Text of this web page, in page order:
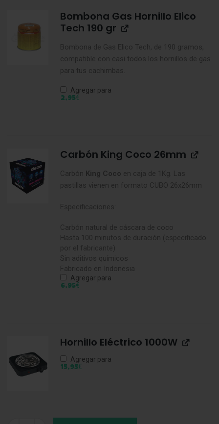
Bombona Gas Hornillo Elico
Tech 190 gr
Bombona de Gas Elico Tech, de 190 gramos,
compatible con casi todos los hornillos de gas
para tus cachimbas.
Agregar para
2,95€
Carbón King Coco 26mm
Carbón King Coco en caja de 1Kg. Las
pastillas vienen en formato CUBO 26x26mm
Especificaciones:
Carbón natural de cáscara de coco
Hasta 100 minutos de duración (especificado
por el fabricante)
Sin aditivos químicos
Fabricado en Indonesia
Agregar para
6,95€
Hornillo Eléctrico 1000W
Agregar para
15,95€